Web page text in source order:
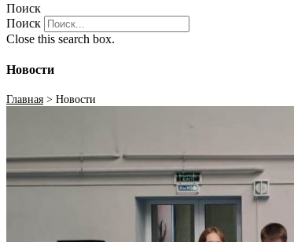
Поиск
Поиск
Close this search box.
Новости
Главная > Новости